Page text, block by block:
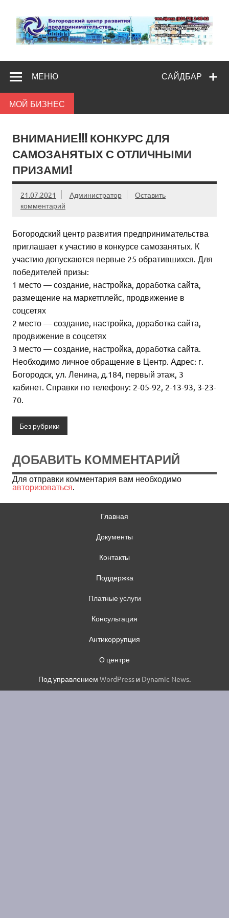
content
САЙДБАР
МЕНЮ
МОЙ БИЗНЕС
ВНИМАНИЕ!!! КОНКУРС ДЛЯ
САМОЗАНЯТЫХ С ОТЛИЧНЫМИ
ПРИЗАМИ!
21.07.2021 Администратор
Оставить
комментарий
Богородский центр развития предпринимательства
приглашает к участию в конкурсе самозанятых. К
участию допускаются первые 25 обратившихся. Для
победителей призы:
1 место — создание, настройка, доработка сайта,
размещение на маркетплейс, продвижение в
соцсетях
2 место — создание, настройка, доработка сайта,
продвижение в соцсетях
3 место — создание, настройка, доработка сайта.
Необходимо личное обращение в Центр. Адрес: г.
Богородск, ул. Ленина, д.184, первый этаж, 3
кабинет. Справки по телефону: 2-05-92, 2-13-93, 3-23-
70.
Без рубрики
ДОБАВИТЬ КОММЕНТАРИЙ
Для отправки комментария вам необходимо
авторизоваться.
Главная
Документы
Контакты
Поддержка
Платные услуги
Консультация
Антикоррупция
О центре
Под управлением WordPress и Dynamic News.